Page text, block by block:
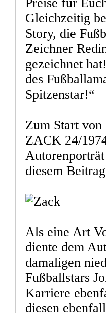
Preise für
Gleichzeitig
Story, die
Zeichner
gezeichnet
des
Spitzenstar!“
Zum Start
ZACK 24/
diesem
Als eine Art
diente dem
damaligen
Fußballstars
Karriere
diesen